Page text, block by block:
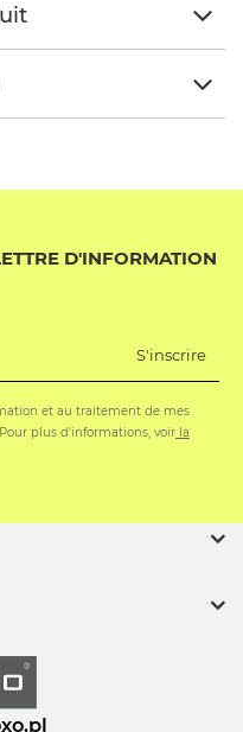
D'INFORMATION
S'inscrire
et au traitement de mes
plus d'informations, voir la